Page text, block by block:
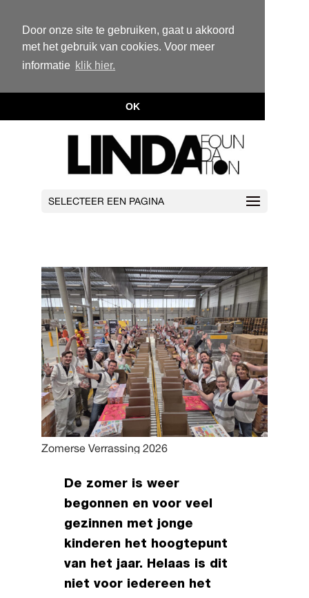
Door onze site te gebruiken, gaat u akkoord
met het gebruik van cookies. Voor meer
informatie klik hier.
OK
SELECTEER EEN PAGINA
Zomerse Verrassing 2026
De zomer is weer
begonnen en voor veel
gezinnen met jonge
kinderen het hoogtepunt
van het jaar. Helaas is dit
niet voor iedereen het